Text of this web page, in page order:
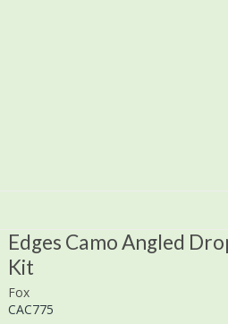
Edges Camo Angled
Kit
Fox
CAC775